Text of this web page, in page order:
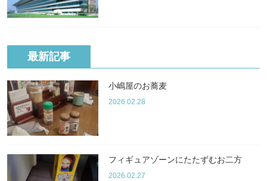
最新記事
小嶋屋のお蕎麦
2026.02.28
フィギュアゾーンにたたずむお二方
2026.02.27